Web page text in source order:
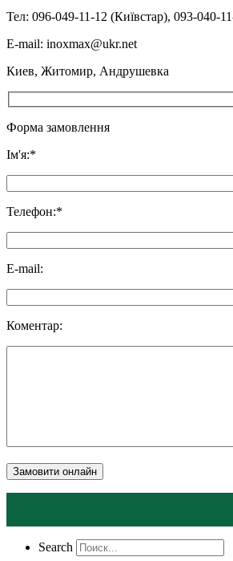
Тел: 096-049-11-12 (Київстар), 093-040-
E-mail: inoxmax@ukr.net
Киев, Житомир, Андрушевка
Форма замовлення
Ім'я:*
Телефон:*
E-mail:
Коментар:
Замовити онлайн
Search